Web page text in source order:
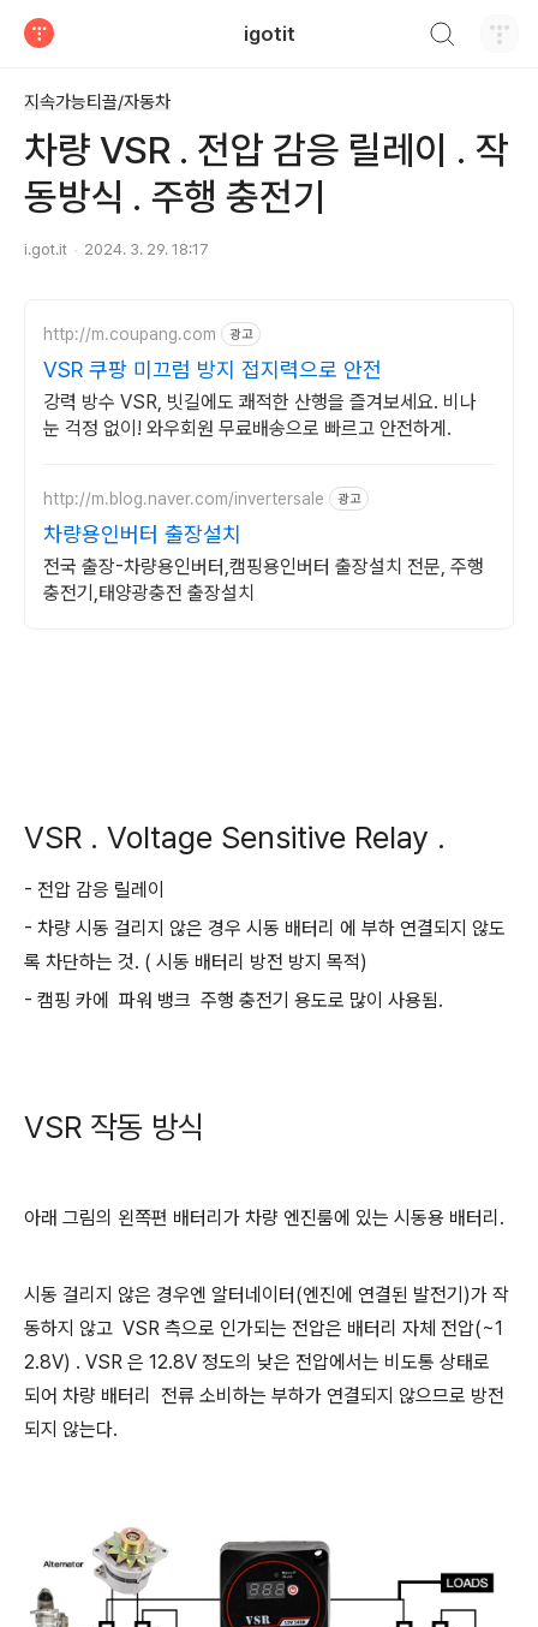
igotit
지속가능티끌/자동차
차량 VSR . 전압 감응 릴레이 . 작
동방식 . 주행 충전기
i.got.it 2024. 3. 29. 18:17
http://m.coupang.com 광고
VSR 쿠팡 미끄럼 방지 접지력으로 안전
강력 방수 VSR, 빗길에도 쾌적한 산행을 즐겨보세요. 비나
눈 걱정 없이! 와우회원 무료배송으로 빠르고 안전하게.
http://m.blog.naver.com/invertersale 광고
차량용인버터 출장설치
전국 출장-차량용인버터,캠핑용인버터 출장설치 전문, 주행
충전기,태양광충전 출장설치
VSR . Voltage Sensitive Relay .
- 전압 감응 릴레이
- 차량 시동 걸리지 않은 경우 시동 배터리 에 부하 연결되지 않도
록 차단하는 것. ( 시동 배터리 방전 방지 목적)
- 캠핑 카에 파워 뱅크 주행 충전기 용도로 많이 사용됨.
VSR 작동 방식
아래 그림의 왼쪽편 배터리가 차량 엔진룸에 있는 시동용 배터리.
시동 걸리지 않은 경우엔 알터네이터(엔진에 연결된 발전기)가 작
동하지 않고 VSR 측으로 인가되는 전압은 배터리 자체 전압(~1
2.8V) . VSR 은 12.8V 정도의 낮은 전압에서는 비도통 상태로
되어 차량 배터리 전류 소비하는 부하가 연결되지 않으므로 방전
되지 않는다.